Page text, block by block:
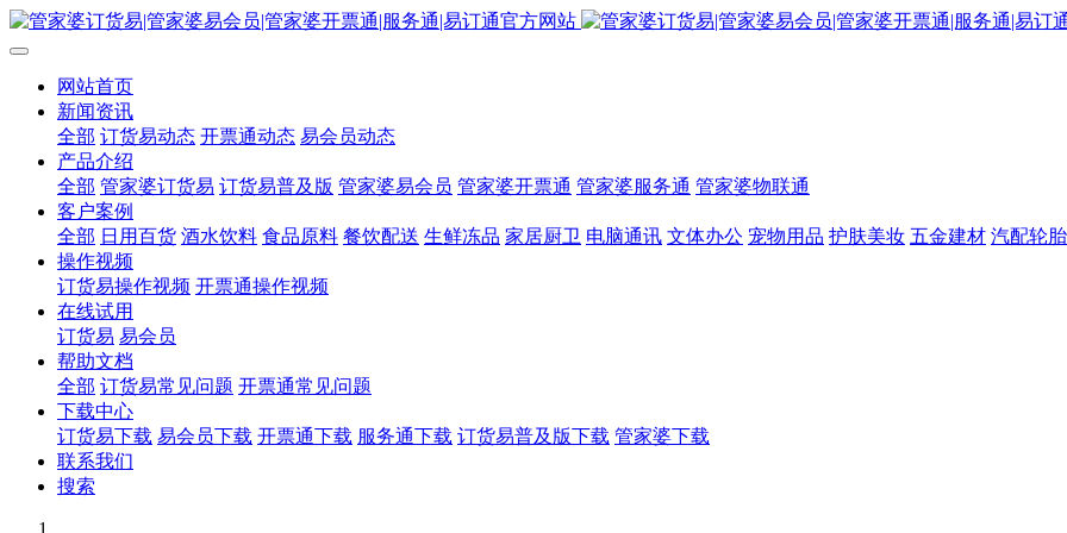
网站首页
新闻资讯
全部 订货易动态 开票通动态 易会员动态
产品介绍
全部 管家婆订货易 订货易普及版 管家婆易会员 管家婆开票通 管家婆服务通 管家婆物联通
客户案例
全部 日用百货 酒水饮料 食品原料 餐饮配送 生鲜冻品 家居厨卫 电脑通讯 文体办公 宠物用品 护肤美妆 五金建材 汽配轮胎
操作视频
订货易操作视频 开票通操作视频
在线试用
订货易 易会员
帮助文档
全部 订货易常见问题 开票通常见问题
下载中心
订货易下载 易会员下载 开票通下载 服务通下载 订货易普及版下载 管家婆下载
联系我们
搜索